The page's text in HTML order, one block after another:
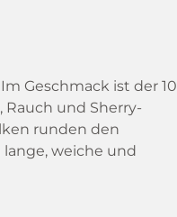
Geschmack ist der 10
und Sherry-
runden den
weiche und